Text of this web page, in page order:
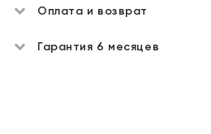
Оплата и возврат
Гарантия 6 месяцев